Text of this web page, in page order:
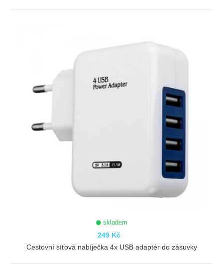
skladem
249 Kč
Cestovní síťová nabíječka 4x USB adaptér do zásuvky